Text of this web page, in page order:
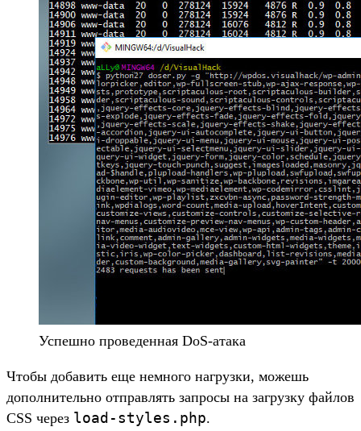
Успешно проведенная DoS-атака
Чтобы добавить еще немного нагрузки, можешь
дополнительно отправлять запросы на загрузку файлов
CSS через load-styles.php.